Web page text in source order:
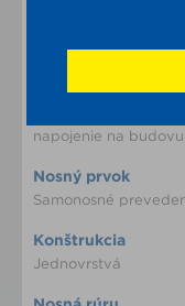
Statický systém
napojenie na budovu.
Nosný prvok
Samonosné
Konštrukcia
Jednovrstvá